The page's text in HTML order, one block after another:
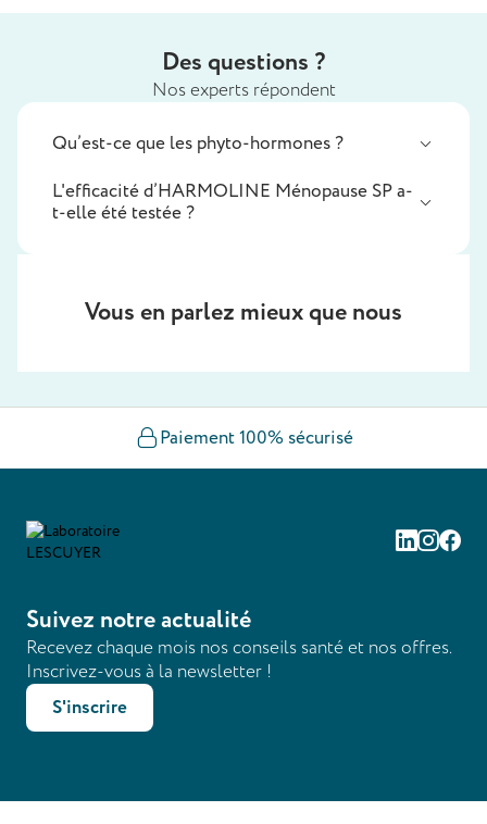
Des questions ?
Nos experts répondent
Qu’est-ce que les phyto-hormones ?
L'efficacité d’HARMOLINE Ménopause SP a-
t-elle été testée ?
Vous en parlez mieux que nous
Paiement 100% sécurisé
Linkedin
Suivez notre actualité
Recevez chaque mois nos conseils santé et nos offres.
Inscrivez-vous à la newsletter !
S'inscrire